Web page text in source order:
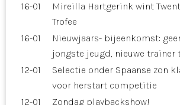
16-01
Mireilla Hartgerink wint
Trofee
16-01
Nieuwjaars- bijeenkomst:
jongste jeugd, nieuwe trainer
12-01
Selectie onder Spaanse zon
voor herstart competitie
12-01
Zondag playbackshow!